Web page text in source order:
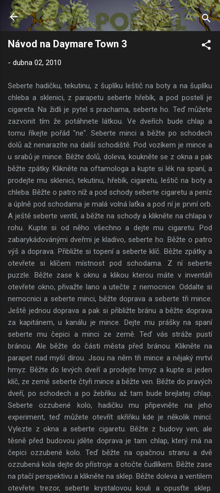
Přeskočit na hlavní obsah
Návod na Daymare Town 3
- dubna 02, 2010
Seberte hadičku, tekutinu, z šuplíku leštič na boty a na šuplíku
chleba a sklenici, z parapetu seberte hřebík, a pod postelí je
cigareta. Na židli je pytel s prachama, seberte ho. Teď můžete
zazvonit tím že potáhnete látkou. Ve dveřích bude chlap a
tomu říkejte pořád "ne". Seberte minci a běžte po schodech
dolů až nenarazíte na další schodiště. Pod vozíkem je mince a
u srabů je mince. Běžte dolů, doleva, koukněte se z okna a pak
běžte zpátky. Klikněte na oftamologa a kupte si lék na spaní, a
prodejte mu sklenici, tekutinu, hřebík, cigaretu, leštič na boty a
chleba. Běžte o patro níž a pod schody seberte cigaretu a peníz
a úplně pod schodama je malá volná laťka a pod ní je první orb.
A ještě seberte ventil, a běžte na schody a klikněte na chlapa v
rohu. Kupte si od něho všechno a dejte mu cigaretu. Pod
zabarykádovánými dveřmi je kladivo, seberte ho. Běžte o patro
výš a doprava. Přibližte si topení a seberte klíč. Běžte zpátky a
otevřete si klíčem místnost pod schodama. Z ní seberte
puzzle. Běžte zase k oknu a klikou kterou máte v inventáři
otevřete okno, přivažte lano a utečte z nemocnice. Oddalte si
nemocnici a seberte minci, běžte doprava a seberte tři mince.
Ještě jednou doprava a pak si přibližte bránu a běžte doprava
za kapitánem, u kanálu je mince. Dejte mu prášky na spaní
seberte mu čepici a minci ze země. Teď vás stráže pustí
bránou. Ale běžte do části města před bránou. Klikněte na
parapet nad myší dírou. Jsou na něm tři mince a nějaký mrtví
hmyz. Běžte do levých dveří a prodejte hmyz a kupte si jeden
klíč, ze země seberte čtyři mince a běžte ven. Běžte do pravých
dveří, po schodech a po žebříku až tam bude brejlatej chlap.
Seberte ozzubené kolo, hadičku mu připevněte na jeho
experiment, teď můžete otevřít skříňku kde je několik mincí.
Vylezte z okna a seberte cigaretu. Běžte z budovy ven, ale
těsně před budovou jděte doprava je tam chlap, který má na
čepici ozzubené kolo. Teď běžte na opačnou stranu a dvě
ozzubená kola dejte do přístroje a otočte čudlíkem. Běžte zase
na ptačí perspektivu a klikněte na sklep. Běžte doleva a ventilem
otevřete trezor, seberte krystalovou kouli a opusťte sklep.